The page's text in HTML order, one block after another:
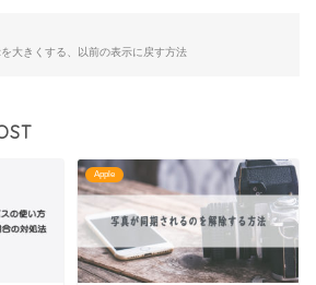
大きくする、以前の表示に戻す方法
Apple